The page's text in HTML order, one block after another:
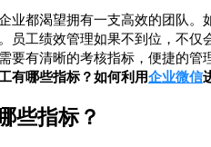
业都渴望拥有一支高效的团队
员工绩效管理如果不到位，不
要有清晰的考核指标，便捷的
有哪些指标？如何利用企业微信
些指标？